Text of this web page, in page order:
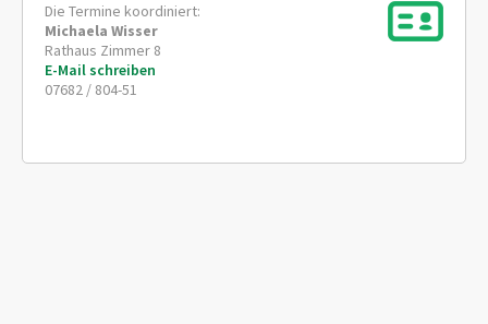
Die Termine koordiniert:
Michaela Wisser
Rathaus Zimmer 8
E-Mail schreiben
07682 / 804-51